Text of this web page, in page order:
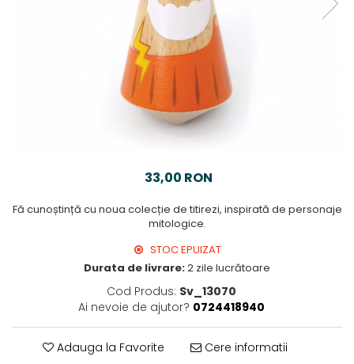
33,00 RON
Fă cunoștință cu noua colecție de titirezi, inspirată de personaje
mitologice.
STOC EPUIZAT
Durata de livrare:2 zile lucrătoare
Cod Produs: Sv_13070
Ai nevoie de ajutor? 0724418940
Adauga la Favorite Cere informatii